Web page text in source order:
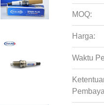
MOQ:
Harga:
Waktu